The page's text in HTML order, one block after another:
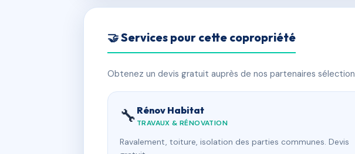
🤝 Services pour cette copropriété
Obtenez un devis gratuit auprès de nos partenaires
🔧 Rénov Habitat
TRAVAUX & RÉNOVATION
Ravalement, toiture, isolation des parties communes. Devis